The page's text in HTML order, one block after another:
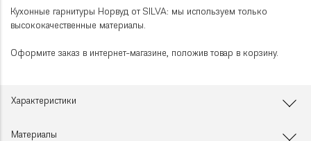
Кухонные гарнитуры Норвуд от SILVA: мы используем только
высококачественные материалы.
Оформите заказ в интернет-магазине, положив товар в корзину.
Характеристики
Материалы